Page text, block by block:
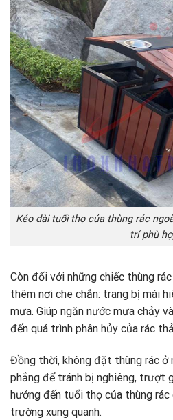
Kéo dài tuổi thọ của thùng rác
trí phù
Còn đối với những chiếc thùng
thêm nơi che chắn: trang bị mái
mưa. Giúp ngăn nước mưa chảy
đến quá trình phân hủy của rác
Đồng thời, không đặt thùng rác ở
phẳng để tránh bị nghiêng, trượt
hưởng đến tuổi thọ của thùng
trường xung quanh.